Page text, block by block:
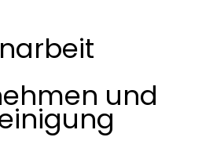
und